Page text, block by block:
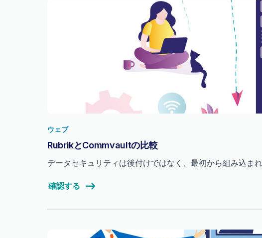
ウェブ
RubrikとCommvaultの比較
データセキュリティは後付けではなく、最初から組み込
確認する